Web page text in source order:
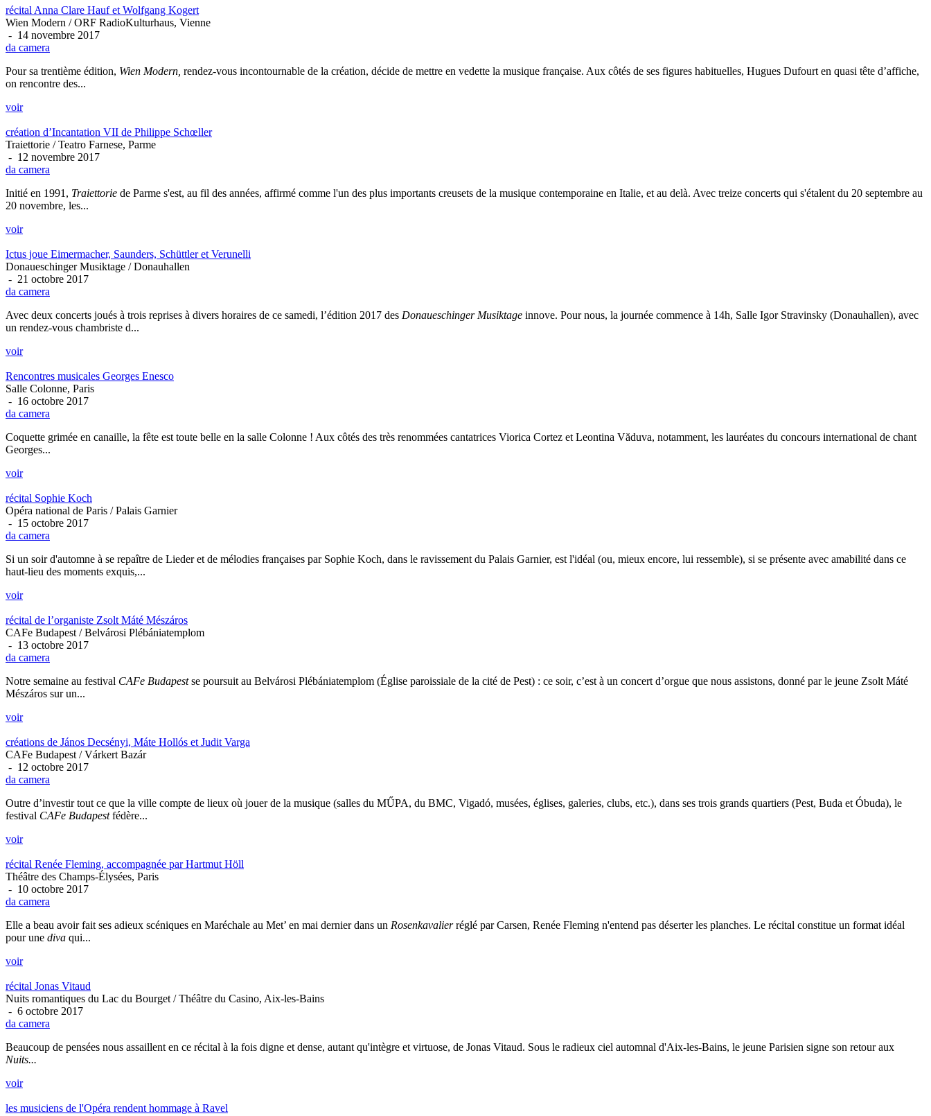
récital Anna Clare Hauf et Wolfgang Kogert
Wien Modern / ORF RadioKulturhaus, Vienne
- 14 novembre 2017
da camera
Pour sa trentième édition, Wien Modern, rendez-vous incontournable de la création, décide de mettre en vedette la musique française. Aux côtés de ses figures habituelles, Hugues Dufourt en quasi tête d’affiche,
on rencontre des...
voir
création d’Incantation VII de Philippe Schœller
Traiettorie / Teatro Farnese, Parme
- 12 novembre 2017
da camera
Initié en 1991, Traiettorie de Parme s'est, au fil des années, affirmé comme l'un des plus importants creusets de la musique contemporaine en Italie, et au delà. Avec treize concerts qui s'étalent du 20 septembre au
20 novembre, les...
voir
Ictus joue Eimermacher, Saunders, Schüttler et Verunelli
Donaueschinger Musiktage / Donauhallen
- 21 octobre 2017
da camera
Avec deux concerts joués à trois reprises à divers horaires de ce samedi, l’édition 2017 des Donaueschinger Musiktage innove. Pour nous, la journée commence à 14h, Salle Igor Stravinsky (Donauhallen), avec
un rendez-vous chambriste d...
voir
Rencontres musicales Georges Enesco
Salle Colonne, Paris
- 16 octobre 2017
da camera
Coquette grimée en canaille, la fête est toute belle en la salle Colonne ! Aux côtés des très renommées cantatrices Viorica Cortez et Leontina Văduva, notamment, les lauréates du concours international de chant
Georges...
voir
récital Sophie Koch
Opéra national de Paris / Palais Garnier
- 15 octobre 2017
da camera
Si un soir d'automne à se repaître de Lieder et de mélodies françaises par Sophie Koch, dans le ravissement du Palais Garnier, est l'idéal (ou, mieux encore, lui ressemble), si se présente avec amabilité dans ce
haut-lieu des moments exquis,...
voir
récital de l’organiste Zsolt Máté Mészáros
CAFe Budapest / Belvárosi Plébániatemplom
- 13 octobre 2017
da camera
Notre semaine au festival CAFe Budapestse poursuit au Belvárosi Plébániatemplom (Église paroissiale de la cité de Pest) : ce soir, c’est à un concert d’orgue que nous assistons, donné par le jeune Zsolt Máté
Mészáros sur un...
voir
créations de János Decsényi, Máte Hollós et Judit Varga
CAFe Budapest / Várkert Bazár
- 12 octobre 2017
da camera
Outre d’investir tout ce que la ville compte de lieux où jouer de la musique (salles du MŰPA, du BMC, Vigadó, musées, églises, galeries, clubs, etc.), dans ses trois grands quartiers (Pest, Buda et Óbuda), le
festival CAFe Budapestfédère...
voir
récital Renée Fleming, accompagnée par Hartmut Höll
Théâtre des Champs-Élysées, Paris
- 10 octobre 2017
da camera
Elle a beau avoir fait ses adieux scéniques en Maréchale au Met’ en mai dernier dans un Rosenkavalierréglé par Carsen, Renée Fleming n'entend pas déserter les planches. Le récital constitue un format idéal
pour une diva qui...
voir
récital Jonas Vitaud
Nuits romantiques du Lac du Bourget / Théâtre du Casino, Aix-les-Bains
- 6 octobre 2017
da camera
Beaucoup de pensées nous assaillent en ce récital à la fois digne et dense, autant qu'intègre et virtuose, de Jonas Vitaud. Sous le radieux ciel automnal d'Aix-les-Bains, le jeune Parisien signe son retour aux
Nuits...
voir
les musiciens de l'Opéra rendent hommage à Ravel